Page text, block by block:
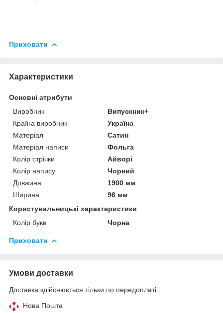
Приховати
Характеристики
Основні атрибути
Виробник
Випускник+
Країна виробник
Україна
Матеріал
Сатин
Матеріал написи
Фольга
Колір стрічки
Айворі
Колір напису
Чорний
Довжина
1900 мм
Ширина
96 мм
Користувальницькі характеристики
Колір букв
Чорна
Приховати
Умови доставки
Доставка здійснюється тільки по передоплаті.
Нова Пошта